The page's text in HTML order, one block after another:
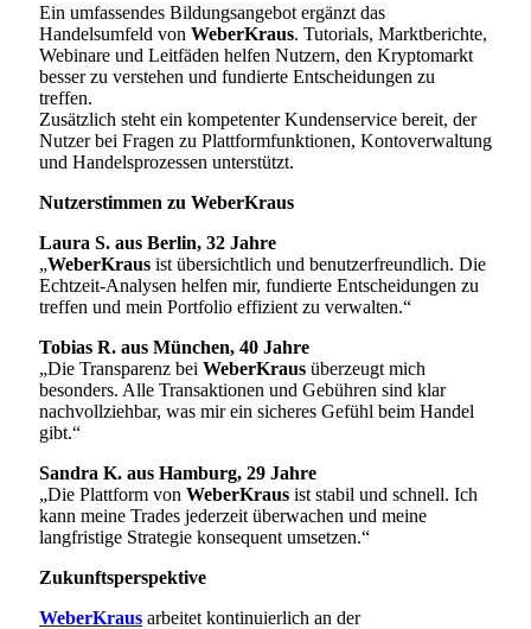
Ein umfassendes Bildungsangebot ergänzt das
Handelsumfeld von WeberKraus. Tutorials, Marktberichte,
Webinare und Leitfäden helfen Nutzern, den Kryptomarkt
besser zu verstehen und fundierte Entscheidungen zu
treffen.
Zusätzlich steht ein kompetenter Kundenservice bereit, der
Nutzer bei Fragen zu Plattformfunktionen, Kontoverwaltung
und Handelsprozessen unterstützt.
Nutzerstimmen zu WeberKraus
Laura S. aus Berlin, 32 Jahre
„WeberKraus ist übersichtlich und benutzerfreundlich. Die
Echtzeit-Analysen helfen mir, fundierte Entscheidungen zu
treffen und mein Portfolio effizient zu verwalten.“
Tobias R. aus München, 40 Jahre
„Die Transparenz bei WeberKraus überzeugt mich
besonders. Alle Transaktionen und Gebühren sind klar
nachvollziehbar, was mir ein sicheres Gefühl beim Handel
gibt.“
Sandra K. aus Hamburg, 29 Jahre
„Die Plattform von WeberKraus ist stabil und schnell. Ich
kann meine Trades jederzeit überwachen und meine
langfristige Strategie konsequent umsetzen.“
Zukunftsperspektive
WeberKraus arbeitet kontinuierlich an der